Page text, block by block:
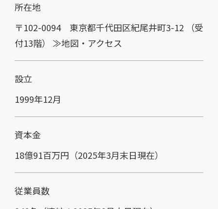
所在地
〒102-0094 東京都千代田区紀尾井町3-12 （受
付13階） ≫地図・アクセス
設立
1999年12月
資本金
18億91百万円（2025年3月末日現在）
従業員数